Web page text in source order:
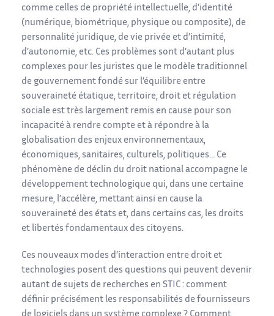
comme celles de propriété intellectuelle, d’identité
(numérique, biométrique, physique ou composite), de
personnalité juridique, de vie privée et d’intimité,
d’autonomie, etc. Ces problèmes sont d’autant plus
complexes pour les juristes que le modèle traditionnel
de gouvernement fondé sur l’équilibre entre
souveraineté étatique, territoire, droit et régulation
sociale est très largement remis en cause pour son
incapacité à rendre compte et à répondre à la
globalisation des enjeux environnementaux,
économiques, sanitaires, culturels, politiques… Ce
phénomène de déclin du droit national accompagne le
développement technologique qui, dans une certaine
mesure, l’accélère, mettant ainsi en cause la
souveraineté des états et, dans certains cas, les droits
et libertés fondamentaux des citoyens.
Ces nouveaux modes d’interaction entre droit et
technologies posent des questions qui peuvent devenir
autant de sujets de recherches en STIC : comment
définir précisément les responsabilités de fournisseurs